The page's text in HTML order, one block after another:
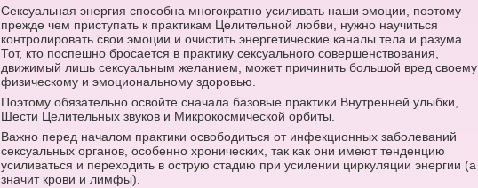
Сексуальная энергия способна многократно усиливать наши эмоции, поэтому
прежде чем приступать к практикам Целительной любви, нужно научиться
контролировать свои эмоции и очистить энергетические каналы тела и разума.
Тот, кто поспешно бросается в практику сексуального совершенствования,
движимый лишь сексуальным желанием, может причинить большой вред своему
физическому и эмоциональному здоровью.
Поэтому обязательно освойте сначала базовые практики Внутренней улыбки,
Шести Целительных звуков и Микрокосмической орбиты.
Важно перед началом практики освободиться от инфекционных заболеваний
сексуальных органов, особенно хронических, так как они имеют тенденцию
усиливаться и переходить в острую стадию при усилении циркуляции энергии (а
значит крови и лимфы).